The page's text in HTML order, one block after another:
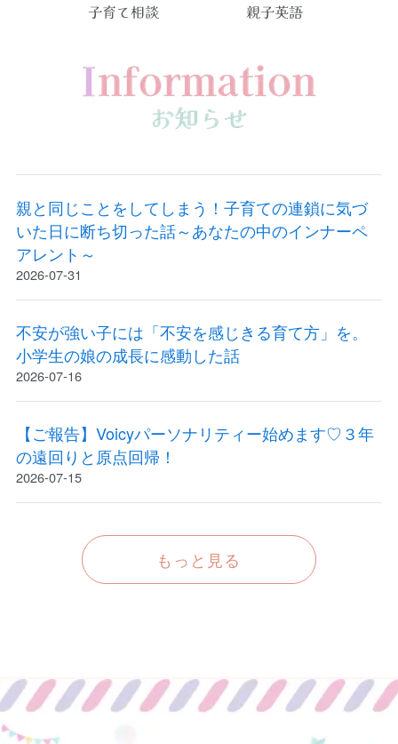
親と同じことをしてしまう！子育ての連鎖に気づ
いた日に断ち切った話～あなたの中のインナーペ
アレント～
2026-07-31
不安が強い子には「不安を感じきる育て方」を。
小学生の娘の成長に感動した話
2026-07-16
【ご報告】Voicyパーソナリティー始めます♡３年
の遠回りと原点回帰！
2026-07-15
もっと見る